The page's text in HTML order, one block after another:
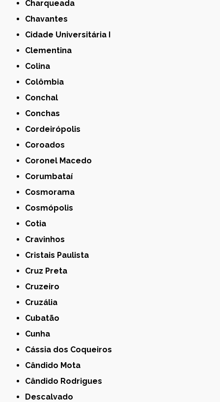
Charqueada
Chavantes
Cidade Universitária I
Clementina
Colina
Colômbia
Conchal
Conchas
Cordeirópolis
Coroados
Coronel Macedo
Corumbataí
Cosmorama
Cosmópolis
Cotia
Cravinhos
Cristais Paulista
Cruz Preta
Cruzeiro
Cruzália
Cubatão
Cunha
Cássia dos Coqueiros
Cândido Mota
Cândido Rodrigues
Descalvado